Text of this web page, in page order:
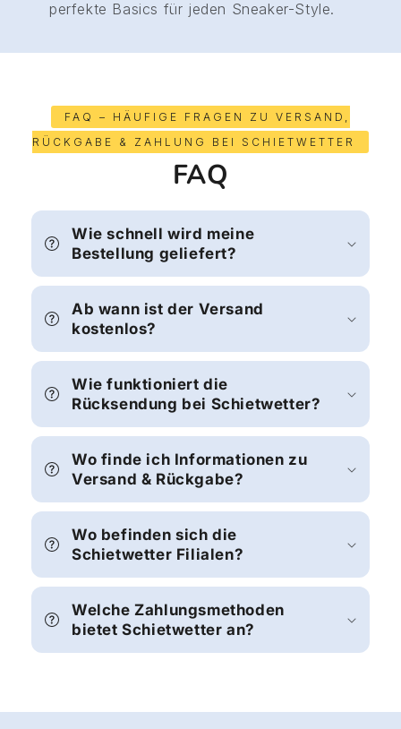
perfekte Basics für jeden Sneaker-Style.
FAQ – HÄUFIGE FRAGEN ZU VERSAND,
RÜCKGABE & ZAHLUNG BEI SCHIETWETTER
FAQ
Wie schnell wird meine
Bestellung geliefert?
Ab wann ist der Versand
kostenlos?
Wie funktioniert die
Rücksendung bei Schietwetter?
Wo finde ich Informationen zu
Versand & Rückgabe?
Wo befinden sich die
Schietwetter Filialen?
Welche Zahlungsmethoden
bietet Schietwetter an?